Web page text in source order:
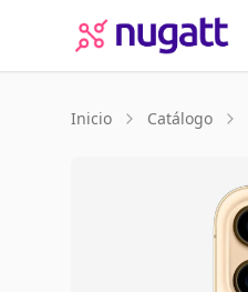
Inicio Catálogo